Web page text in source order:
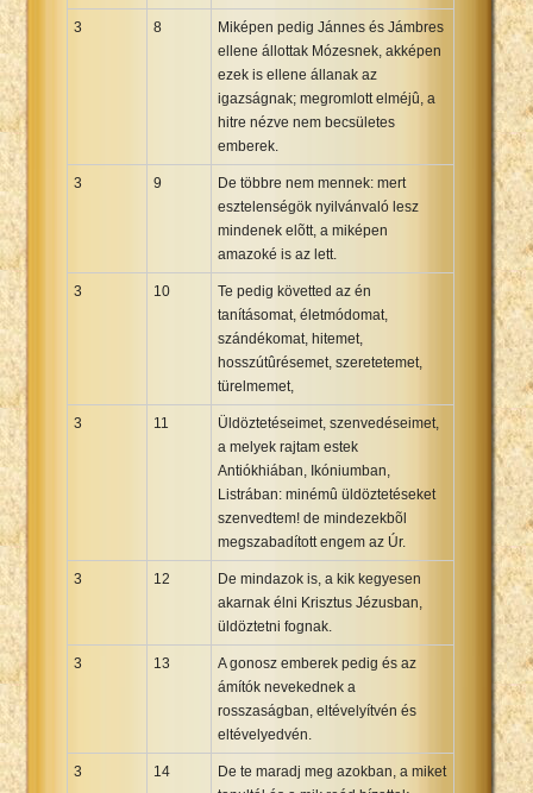
3 8
Miképen pedig Jánnes és Jámbres
ellene állottak Mózesnek, akképen
ezek is ellene állanak az
igazságnak; megromlott elméjû, a
hitre nézve nem becsületes
emberek.
3 9
De többre nem mennek: mert
esztelenségök nyilvánvaló lesz
mindenek elõtt, a miképen
amazoké is az lett.
3 10
Te pedig követted az én
tanításomat, életmódomat,
szándékomat, hitemet,
hosszútûrésemet, szeretetemet,
türelmemet,
3 11
Üldöztetéseimet, szenvedéseimet,
a melyek rajtam estek
Antiókhiában, Ikóniumban,
Listrában: minémû üldöztetéseket
szenvedtem! de mindezekbõl
megszabadított engem az Úr.
3 12
De mindazok is, a kik kegyesen
akarnak élni Krisztus Jézusban,
üldöztetni fognak.
3 13
A gonosz emberek pedig és az
ámítók nevekednek a
rosszaságban, eltévelyítvén és
eltévelyedvén.
3 14
De te maradj meg azokban, a miket